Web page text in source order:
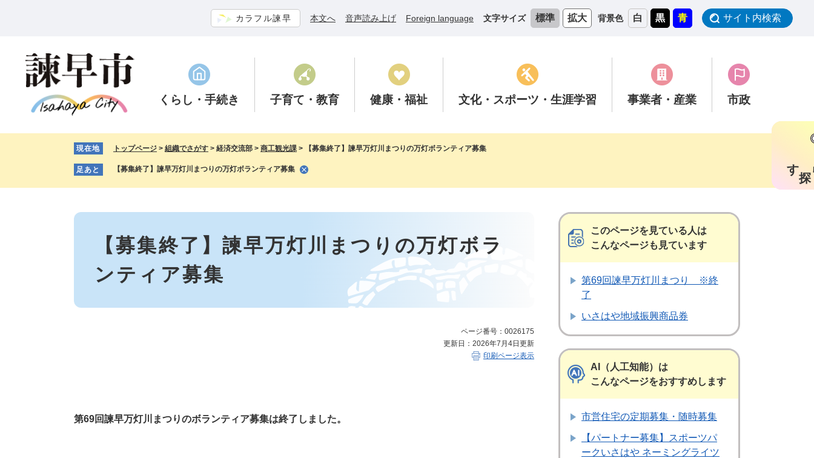
カラフル諫早 本文へ 音声読み上げ Foreign language 文字サイズ 標準 拡大 背景色 白 黒 青 サイト内検索
くらし ・手続き 子育て ・教育 健康 ・福祉 文化・スポーツ ・生涯学習 事業者 ・産業 市政
す
現在地 トップページ > 組織でさがす > 経済交流部 > 商工観光課 > 【募集終了】諫早万灯川まつりの万灯ボランティア募集
足あと 【募集終了】諫早万灯川まつりの万灯ボランティア募集
本
【募集終了】諫早万灯川まつりの万灯ボラ
ンティア募集
ページ番号：0026175
更新日：2026年7月4日更新
印刷ページ表示
第69回諫早万灯川まつりのボランティア募集は終了しました。
このページを見ている人は
こんなページも見ています
第69回諫早万灯川まつり ※終
了
いさはや地域振興商品券
AI（人工知能）は
こんなページをおすすめします
市営住宅の定期募集・随時募集
【パートナー募集】スポーツパ
ークいさはや ネーミングライツ